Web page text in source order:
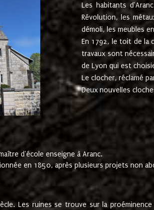
Les habitants
Révolution, les
démoli, les meubles
En 1792, le toit de la
travaux sont
de Lyon qui est
Le clocher, réclamé
Deux nouvelles
d'école enseigne à Aranc.
en 1850, après plusieurs projets non
Les ruines se trouve sur la